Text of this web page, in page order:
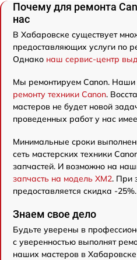
Почему для ремонта
нас
В Хабаровске существует
предоставляющих услуги по
Однако наш сервис-центр
Мы ремонтируем Canon. Наши
ремонту техники Canon.
мастеров не будет новой
проведенных работ у нас
Минимальные сроки
сеть мастерских техники
запчастей. И возможно на
запчасть на модель XM2. При
предоставляется скидка -25%.
Знаем свое дело
Будьте уверены в
с уверенностью выполнят
наших мастеров в